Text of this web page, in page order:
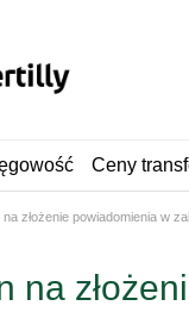
Ceny
na złożenie powiadomienia w
na